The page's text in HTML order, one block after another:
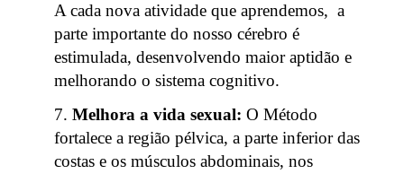
A cada nova atividade que aprendemos, a
parte importante do nosso cérebro é
estimulada, desenvolvendo maior aptidão e
melhorando o sistema cognitivo.
Melhora a vida sexual: O Método
fortalece a região pélvica, a parte inferior das
costas e os músculos abdominais, nos